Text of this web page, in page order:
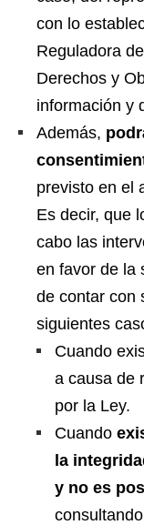
con lo
Reguladora
Derechos y
información y
Además,
previsto en el
Es decir, que
cabo las
en favor de la
de contar con
siguientes
Cuando
a causa de
por la Ley.
Cuando
la
y no es